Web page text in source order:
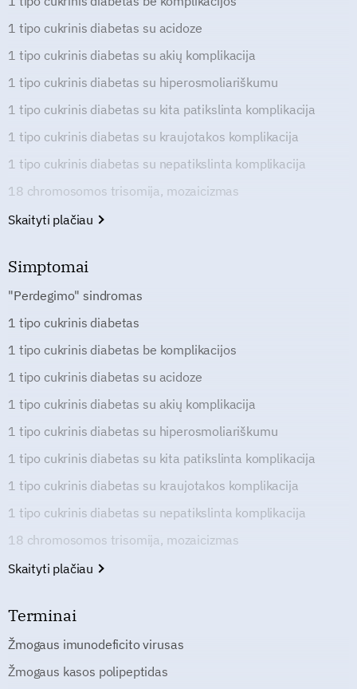
1 tipo cukrinis diabetas su acidoze
1 tipo cukrinis diabetas su akių komplikacija
1 tipo cukrinis diabetas su hiperosmoliariškumu
1 tipo cukrinis diabetas su kita patikslinta komplikacija
1 tipo cukrinis diabetas su kraujotakos komplikacija
1 tipo cukrinis diabetas su nepatikslinta komplikacija
18 chromosomos trisomija, mozaicizmas
Skaityti plačiau
Simptomai
"Perdegimo" sindromas
1 tipo cukrinis diabetas
1 tipo cukrinis diabetas be komplikacijos
1 tipo cukrinis diabetas su acidoze
1 tipo cukrinis diabetas su akių komplikacija
1 tipo cukrinis diabetas su hiperosmoliariškumu
1 tipo cukrinis diabetas su kita patikslinta komplikacija
1 tipo cukrinis diabetas su kraujotakos komplikacija
1 tipo cukrinis diabetas su nepatikslinta komplikacija
18 chromosomos trisomija, mozaicizmas
Skaityti plačiau
Terminai
Žmogaus imunodeficito virusas
Žmogaus kasos polipeptidas